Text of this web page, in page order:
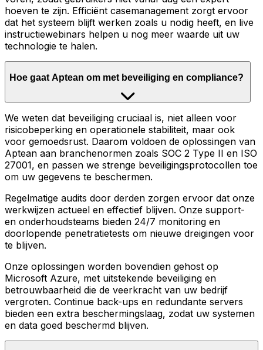
hoeven te zijn. Efficiënt casemanagement zorgt ervoor
dat het systeem blijft werken zoals u nodig heeft, en live
instructiewebinars helpen u nog meer waarde uit uw
technologie te halen.
Hoe gaat Aptean om met beveiliging en compliance?
We weten dat beveiliging cruciaal is, niet alleen voor
risicobeperking en operationele stabiliteit, maar ook
voor gemoedsrust. Daarom voldoen de oplossingen van
Aptean aan branchenormen zoals SOC 2 Type II en ISO
27001, en passen we strenge beveiligingsprotocollen toe
om uw gegevens te beschermen.
Regelmatige audits door derden zorgen ervoor dat onze
werkwijzen actueel en effectief blijven. Onze support-
en onderhoudsteams bieden 24/7 monitoring en
doorlopende penetratietests om nieuwe dreigingen voor
te blijven.
Onze oplossingen worden bovendien gehost op
Microsoft Azure, met uitstekende beveiliging en
betrouwbaarheid die de veerkracht van uw bedrijf
vergroten. Continue back-ups en redundante servers
bieden een extra beschermingslaag, zodat uw systemen
en data goed beschermd blijven.